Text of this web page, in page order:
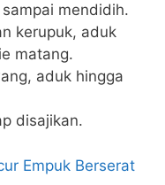
mendidih.
kerupuk, aduk
matang.
aduk hingga
disajikan.
Empuk Berserat